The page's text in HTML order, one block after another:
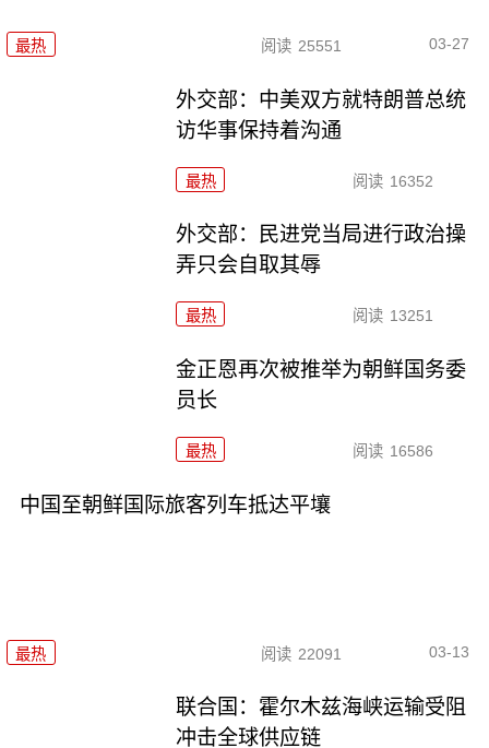
最热 阅读 25551 03-27
外交部：中美双方就特朗普总统
访华事保持着沟通
最热 阅读 16352
外交部：民进党当局进行政治操
弄只会自取其辱
最热 阅读 13251
金正恩再次被推举为朝鲜国务委
员长
最热 阅读 16586
中国至朝鲜国际旅客列车抵达平壤
最热 阅读 22091 03-13
联合国：霍尔木兹海峡运输受阻
冲击全球供应链